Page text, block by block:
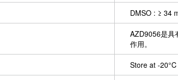
DMSO : ≥ 34
AZD9056是具
作用。
Store at -20°C